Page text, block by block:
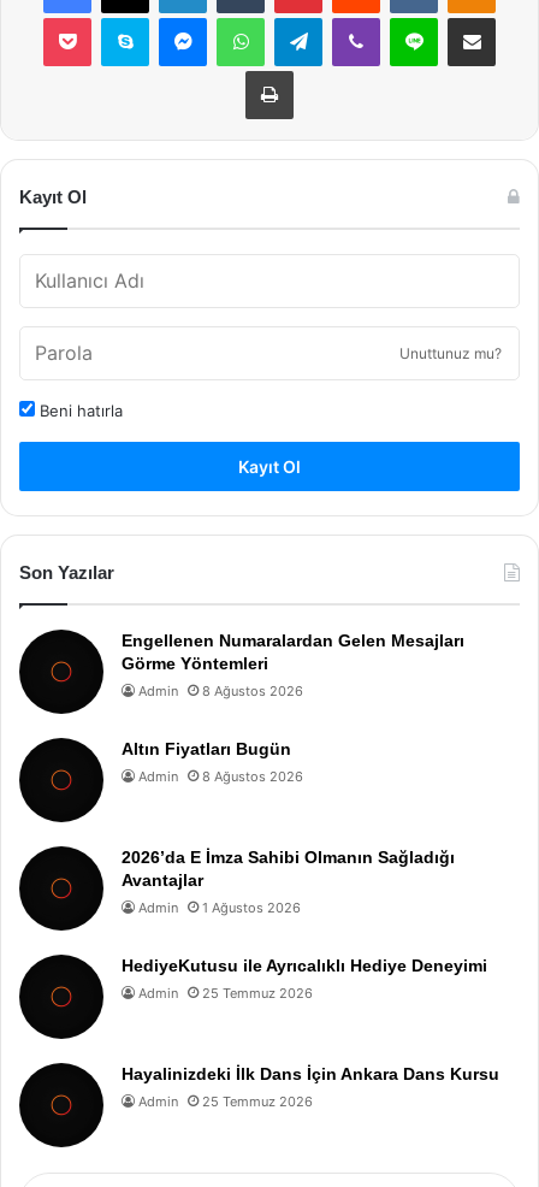
Pocket Skype MessengerWhatsAppTelegramViber Line E-Posta ile
Yazdır
Kayıt Ol
Unuttunuz mu?
Beni hatırla
Kayıt Ol
Son Yazılar
Engellenen Numaralardan Gelen Mesajları
Görme Yöntemleri
Admin 8 Ağustos 2026
Altın Fiyatları Bugün
Admin 8 Ağustos 2026
2026’da E İmza Sahibi Olmanın Sağladığı
Avantajlar
Admin 1 Ağustos 2026
HediyeKutusu ile Ayrıcalıklı Hediye Deneyimi
Admin 25 Temmuz 2026
Hayalinizdeki İlk Dans İçin Ankara Dans Kursu
Admin 25 Temmuz 2026